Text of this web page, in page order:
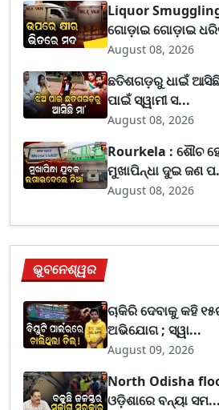
Liquor
ଗୋଡ଼ାଇ ଗୋଡ଼ାଇ
August 08, 2026
ଛତିଶଗଡ଼ରୁ ଧାଇଁ
ପାଇଁ ସ୍ୱାମୀ ସ...
August 08, 2026
Rourkela : ଶୌଚ
ମୁଖାପିନ୍ଧା ଦୁଇ ଜଣ
August 08, 2026
ଭୁବନେଶ୍ୱର
ଚାକିରି ଦେବାକୁ କହି
ଅଭିଯୋଗ ; ସ୍ୱା...
August 09, 2026
North Odisha
ଓଡ଼ିଶାରେ ବନ୍ୟା ସମ...